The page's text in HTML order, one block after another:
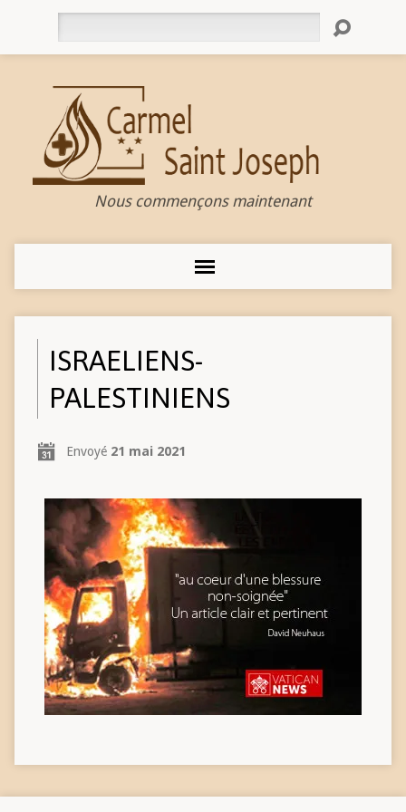
Nous commençons maintenant
ISRAELIENS-
PALESTINIENS
Envoyé 21 mai 2021